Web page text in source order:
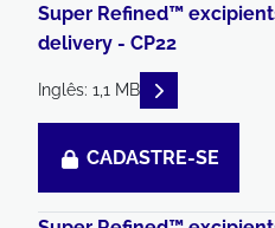
Super Refined™
delivery - CP22
Inglês: 1,1 MB READ
CADASTRE-SE